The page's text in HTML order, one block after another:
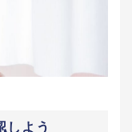
しよう